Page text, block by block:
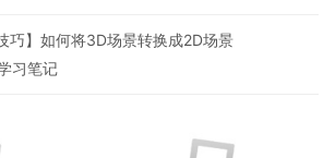
巧】如何将3D场景转换成2D场景
习笔记